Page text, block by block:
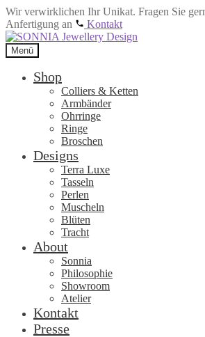
Wir verwirklichen Ihr Unikat. Fragen Sie
Anfertigung an
Kontakt
Zur
Navigation
springen
Zum
Inhalt
springen
Menü
Shop
Colliers & Ketten
Armbänder
Ohrringe
Ringe
Broschen
Designs
Terra Luxe
Tasseln
Perlen
Muscheln
Blüten
Tracht
About
Sonnia
Philosophie
Showroom
Atelier
Kontakt
Presse